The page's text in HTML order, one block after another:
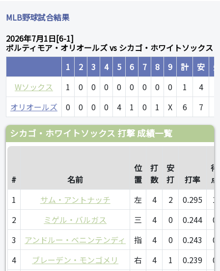
MLB野球試合結果
2026年7月1日[6-1]
ボルティモア・オリオールズ vs シカゴ・ホワイトソックス
1
2 3 4 5 6 7 8 9 計 安
Wソックス
1 0 0 0 0 0 0 0 0 1 4
オリオールズ
0 0 0 0 4 1 0 1 X 6 7
シカゴ・ホワイトソックス 打撃 成績一覧
# 名前
位
置
打
数
安
打
打率
得
点
1
サム・アントナッチ 左 4 2 0.295
1
2
ミゲル・バルガス 三 4 0 0.244
0
3
アンドルー・ベニンテンディ 指 4 0 0.243
0
4
ブレーデン・モンゴメリ 右 4 1 0.239
0